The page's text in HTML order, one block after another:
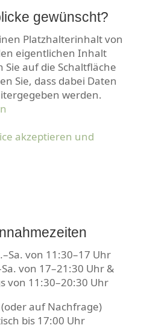
gewünscht?
Platzhalterinhalt von
eigentlichen Inhalt
auf die Schaltfläche
Sie, dass dabei Daten
werden.
akzeptieren und
von 11:30–17 Uhr
von 17–21:30 Uhr &
von 11:30–20:30 Uhr
auf Nachfrage)
bis 17:00 Uhr